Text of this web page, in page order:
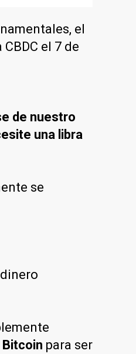
el
el 7 de
de nuestro
una libra
se
Bitcoin para ser